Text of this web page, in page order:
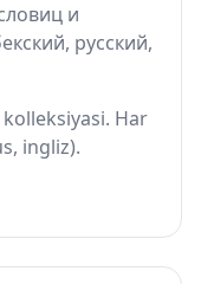
и
русский,
Har
ingliz).